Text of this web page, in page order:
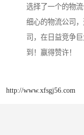
选择了一个的物
细心的物流公司
司，在日益竞争
到！赢得赞许！
http://www.xfsgj56.com